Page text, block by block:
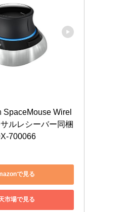
SpaceMouse Wirel
ルレシーバー同梱
700066
で見る
市場で見る